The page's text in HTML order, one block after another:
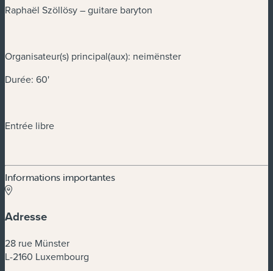
Raphaël Szöllösy – guitare baryton
Organisateur(s) principal(aux): neimënster
Durée: 60'
Entrée libre
Informations importantes
Adresse
28 rue Münster
L-2160 Luxembourg